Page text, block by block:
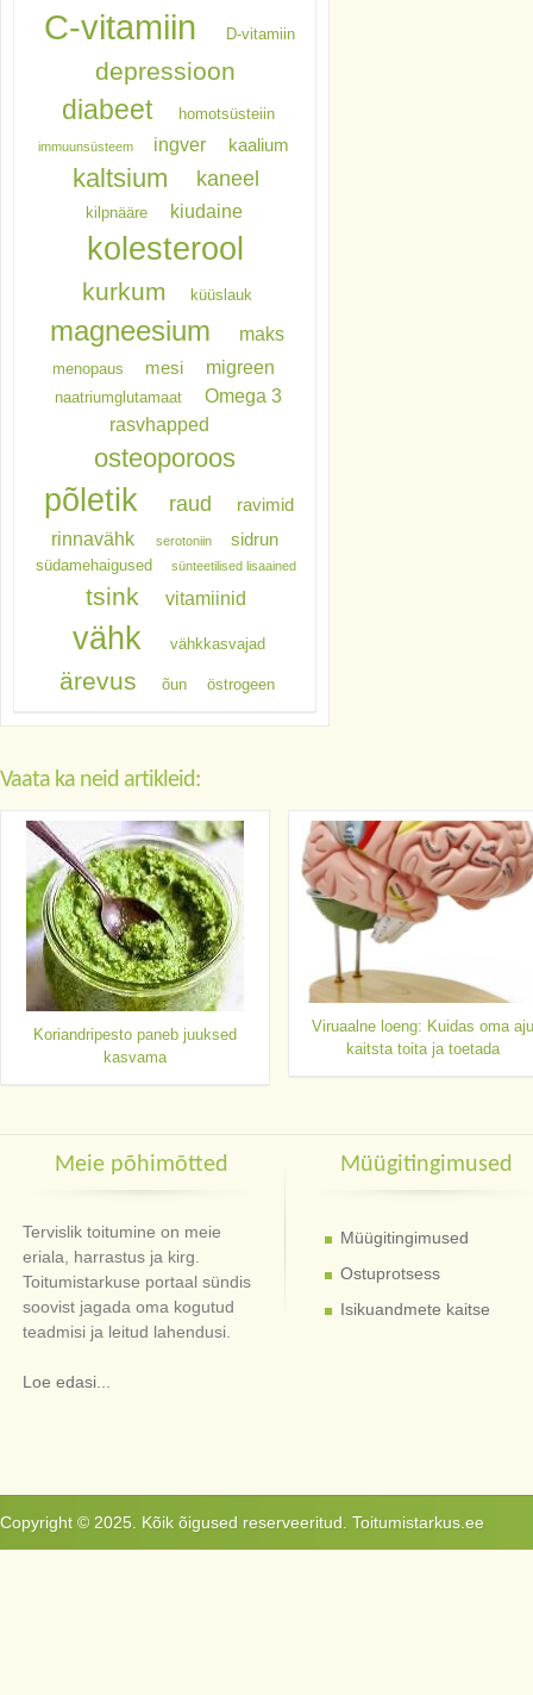
C-vitamiin D-vitamiin
depressioon
diabeet homotsüsteiin
immuunsüsteem ingver kaalium
kaltsium kaneel
kilpnääre kiudaine
kolesterool
kurkum küüslauk
magneesium maks
menopaus mesi migreen
naatriumglutamaat
Omega 3
rasvhapped
osteoporoos
põletik raud ravimid
rinnavähk serotoniin sidrun
südamehaigused sünteetilised lisaained
tsink vitamiinid
vähk vähkkasvajad
ärevus õun östrogeen
Vaata ka neid artikleid:
Koriandripesto paneb juuksed
kasvama
Viruaalne loeng: Kuidas oma aju
kaitsta toita ja toetada
Meie põhimõtted
Tervislik toitumine on meie
eriala, harrastus ja kirg.
Toitumistarkuse portaal sündis
soovist jagada oma kogutud
teadmisi ja leitud lahendusi.
Loe edasi...
Müügitingimused
Müügitingimused
Ostuprotsess
Isikuandmete kaitse
Copyright © 2025. Kõik õigused reserveeritud. Toitumistarkus.ee